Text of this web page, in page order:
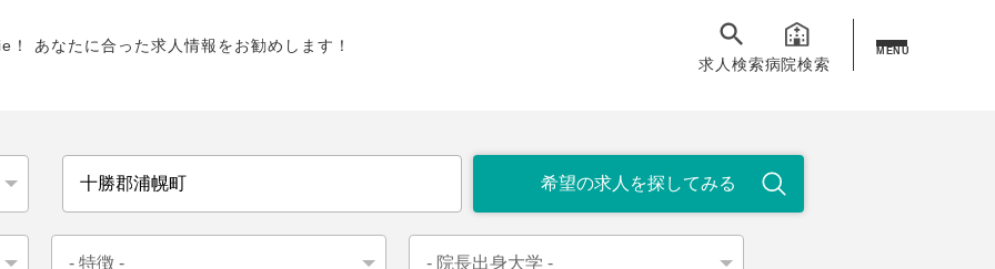
！ あなたに合った求人情報をお勧めします！
求人検索病院検索
MENU